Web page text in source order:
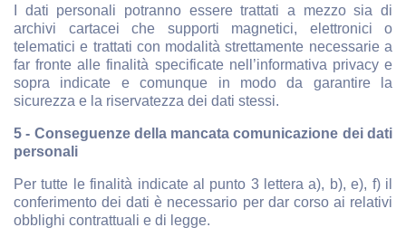
I dati personali potranno essere trattati a mezzo sia di
archivi cartacei che supporti magnetici, elettronici o
telematici e trattati con modalità strettamente necessarie a
far fronte alle finalità specificate nell’informativa privacy e
sopra indicate e comunque in modo da garantire la
sicurezza e la riservatezza dei dati stessi.
5 - Conseguenze della mancata comunicazione dei dati
personali
Per tutte le finalità indicate al punto 3 lettera a), b), e), f) il
conferimento dei dati è necessario per dar corso ai relativi
obblighi contrattuali e di legge.